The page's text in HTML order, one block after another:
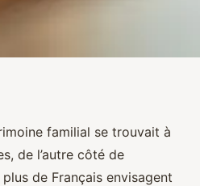
USA :
les pièges
familial se trouvait à
de l’autre côté de
plus de Français envisagent